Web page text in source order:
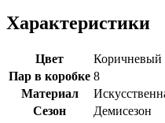
Характеристики
Цвет
Коричневый
Пар в коробке 8
Материал
Сезон
Демисезон